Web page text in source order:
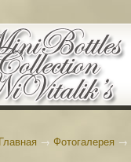
Главная → Фотогалерея →